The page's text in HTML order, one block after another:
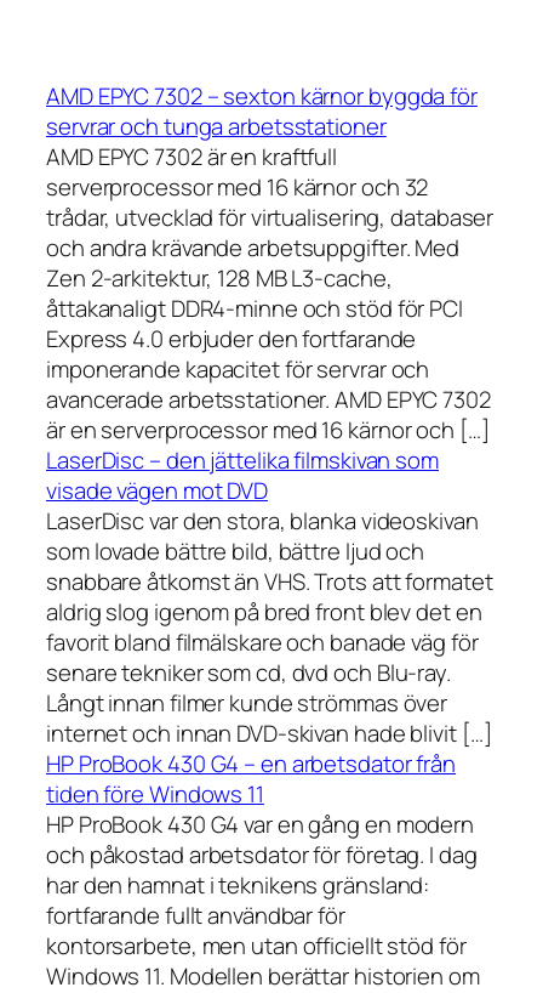
AMD EPYC 7302 – sexton kärnor byggda för
servrar och tunga arbetsstationer
AMD EPYC 7302 är en kraftfull
serverprocessor med 16 kärnor och 32
trådar, utvecklad för virtualisering, databaser
och andra krävande arbetsuppgifter. Med
Zen 2-arkitektur, 128 MB L3-cache,
åttakanaligt DDR4-minne och stöd för PCI
Express 4.0 erbjuder den fortfarande
imponerande kapacitet för servrar och
avancerade arbetsstationer. AMD EPYC 7302
är en serverprocessor med 16 kärnor och […]
LaserDisc – den jättelika filmskivan som
visade vägen mot DVD
LaserDisc var den stora, blanka videoskivan
som lovade bättre bild, bättre ljud och
snabbare åtkomst än VHS. Trots att formatet
aldrig slog igenom på bred front blev det en
favorit bland filmälskare och banade väg för
senare tekniker som cd, dvd och Blu-ray.
Långt innan filmer kunde strömmas över
internet och innan DVD-skivan hade blivit […]
HP ProBook 430 G4 – en arbetsdator från
tiden före Windows 11
HP ProBook 430 G4 var en gång en modern
och påkostad arbetsdator för företag. I dag
har den hamnat i teknikens gränsland:
fortfarande fullt användbar för
kontorsarbete, men utan officiellt stöd för
Windows 11. Modellen berättar historien om